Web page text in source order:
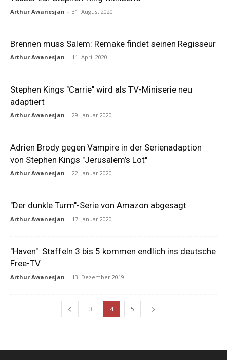
Arthur Awanesjan - 31. August 2020
Brennen muss Salem: Remake findet seinen Regisseur
Arthur Awanesjan - 11. April 2020
Stephen Kings "Carrie" wird als TV-Miniserie neu
adaptiert
Arthur Awanesjan - 29. Januar 2020
Adrien Brody gegen Vampire in der Serienadaption
von Stephen Kings "Jerusalem’s Lot"
Arthur Awanesjan - 22. Januar 2020
"Der dunkle Turm"-Serie von Amazon abgesagt
Arthur Awanesjan - 17. Januar 2020
"Haven": Staffeln 3 bis 5 kommen endlich ins deutsche
Free-TV
Arthur Awanesjan - 13. Dezember 2019
3 4 5